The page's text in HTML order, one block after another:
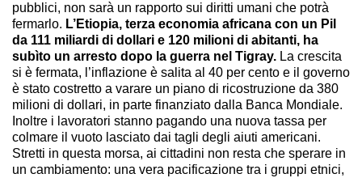
pubblici, non sarà un rapporto sui diritti umani che potrà
fermarlo. L’Etiopia, terza economia africana con un Pil
da 111 miliardi di dollari e 120 milioni di abitanti, ha
subìto un arresto dopo la guerra nel Tigray. La crescita
si è fermata, l’inflazione è salita al 40 per cento e il governo
è stato costretto a varare un piano di ricostruzione da 380
milioni di dollari, in parte finanziato dalla Banca Mondiale.
Inoltre i lavoratori stanno pagando una nuova tassa per
colmare il vuoto lasciato dai tagli degli aiuti americani.
Stretti in questa morsa, ai cittadini non resta che sperare in
un cambiamento: una vera pacificazione tra i gruppi etnici,